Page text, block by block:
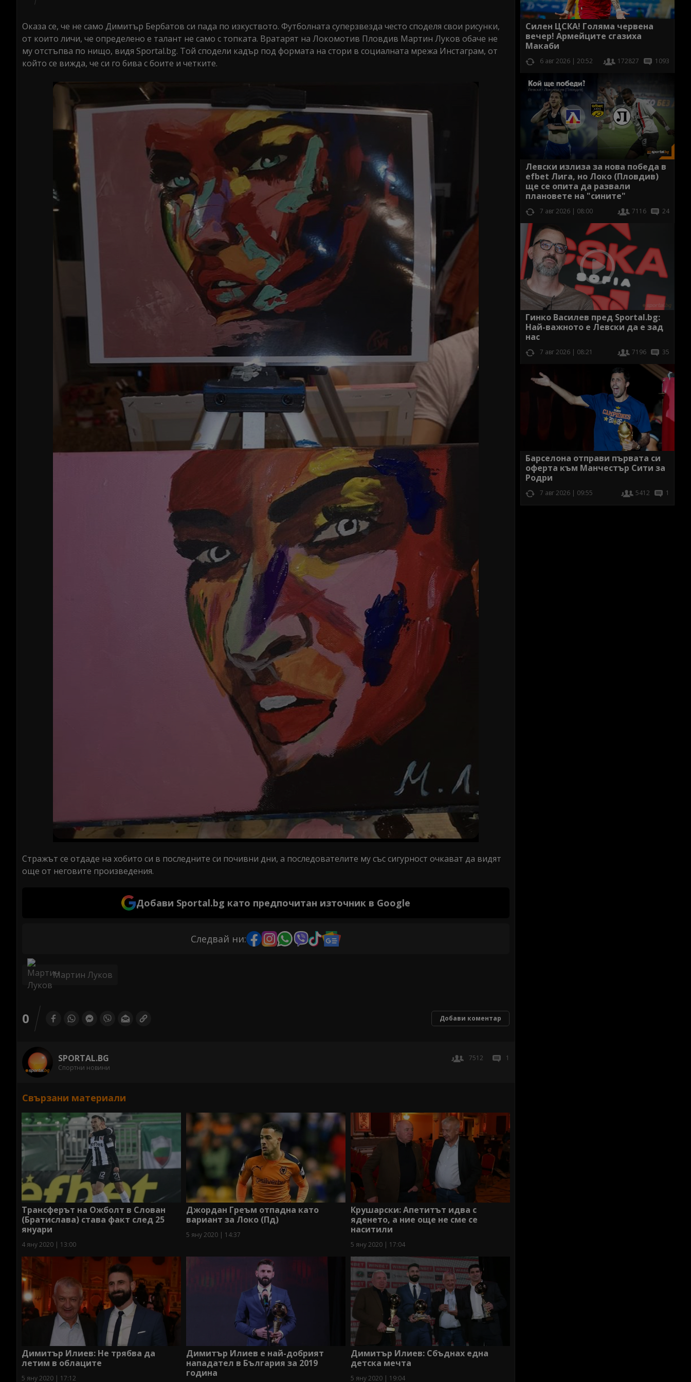
Оказа се, че не само Димитър Бербатов си пада по изкуството. Футболната суперзвезда често споделя свои рисунки,
от които личи, че определено е талант не само с топката. Вратарят на Локомотив Пловдив Мартин Луков обаче не
му отстъпва по нищо, видя Sportal.bg. Той сподели кадър под формата на стори в социалната мрежа Инстаграм, от
който се вижда, че си го бива с боите и четките.
Стражът се отдаде на хобито си в последните си почивни дни, а последователите му със сигурност очкават да видят
още от неговите произведения.
Добави Sportal.bg като предпочитан източник в Google
Следвай ни:
Мартин Луков
0 Добави коментар
SPORTAL.BG
Спортни новини
7512 1
Свързани материали
Трансферът на Ожболт в Слован
(Братислава) става факт след 25
януари
4 яну 2020 | 13:00
Джордан Греъм отпадна като
вариант за Локо (Пд)
5 яну 2020 | 14:37
Крушарски: Апетитът идва с
яденето, а ние още не сме се
наситили
5 яну 2020 | 17:04
Димитър Илиев: Не трябва да
летим в облаците
5 яну 2020 | 17:12
Димитър Илиев е най-добрият
нападател в България за 2019
година
Димитър Илиев: Сбъднах една
детска мечта
5 яну 2020 | 19:04
Силен ЦСКА! Голяма червена
вечер! Армейците сгазиха
Макаби
6 авг 2026 | 20:52 172827 1093
Левски излиза за нова победа в
efbet Лига, но Локо (Пловдив)
ще се опита да развали
плановете на "сините"
7 авг 2026 | 08:00 7116 24
Гинко Василев пред Sportal.bg:
Най-важното е Левски да е зад
нас
7 авг 2026 | 08:21 7196 35
Барселона отправи първата си
оферта към Манчестър Сити за
Родри
7 авг 2026 | 09:55 5412 1